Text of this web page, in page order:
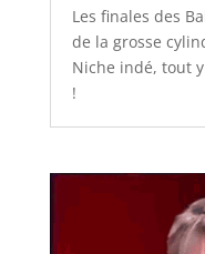
Les finales des
de la grosse
Niche indé, tout
!